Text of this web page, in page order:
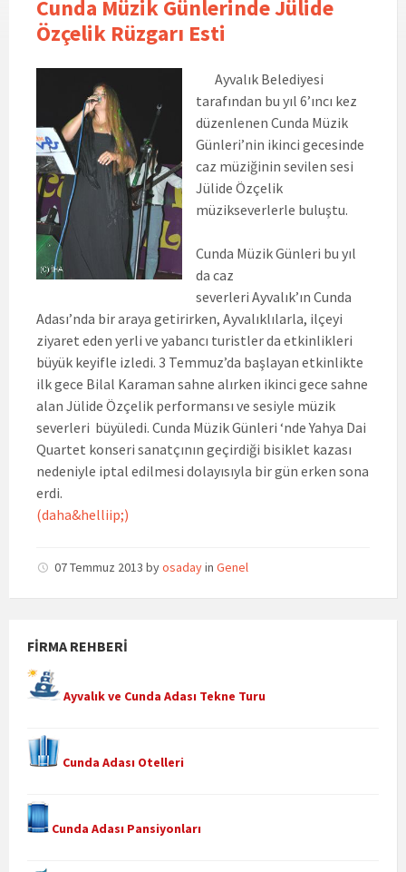
Cunda Müzik Günlerinde Jülide
Özçelik Rüzgarı Esti
Ayvalık Belediyesi
tarafından bu yıl 6’ıncı kez
düzenlenen Cunda Müzik
Günleri’nin ikinci gecesinde
caz müziğinin sevilen sesi
Jülide Özçelik
müzikseverlerle buluştu.
Cunda Müzik Günleri bu yıl
da caz
severleri Ayvalık’ın Cunda
Adası’nda bir araya getirirken, Ayvalıklılarla, ilçeyi
ziyaret eden yerli ve yabancı turistler da etkinlikleri
büyük keyifle izledi. 3 Temmuz’da başlayan etkinlikte
ilk gece Bilal Karaman sahne alırken ikinci gece sahne
alan Jülide Özçelik performansı ve sesiyle müzik
severleri büyüledi. Cunda Müzik Günleri ‘nde Yahya Dai
Quartet konseri sanatçının geçirdiği bisiklet kazası
nedeniyle iptal edilmesi dolayısıyla bir gün erken sona
erdi.
(daha&helliip;)
07 Temmuz 2013 byosadayin Genel
FIRMA REHBERI
Ayvalık ve Cunda Adası Tekne Turu
Cunda Adası Otelleri
Cunda Adası Pansiyonları